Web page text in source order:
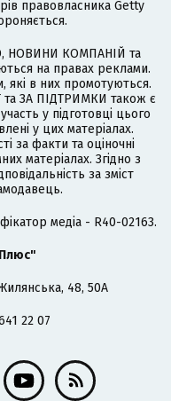
правовласника Getty
НОВИНИ КОМПАНІЙ та
на правах реклами.
які в них промотуються.
ЗА ПІДТРИМКИ також є
у підготовці цього
у цих матеріалах.
за факти та оціночні
матеріалах. Згідно з
за зміст
медіа - R40-02163.
48, 50А
22 07